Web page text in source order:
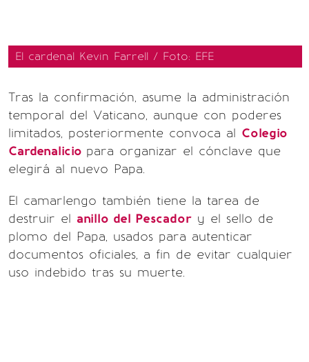
El cardenal Kevin Farrell / Foto: EFE
Tras la confirmación, asume la administración
temporal del Vaticano, aunque con poderes
limitados, posteriormente convoca al Colegio
Cardenalicio para organizar el cónclave que
elegirá al nuevo Papa.
El camarlengo también tiene la tarea de
destruir el anillo del Pescador y el sello de
plomo del Papa, usados para autenticar
documentos oficiales, a fin de evitar cualquier
uso indebido tras su muerte.